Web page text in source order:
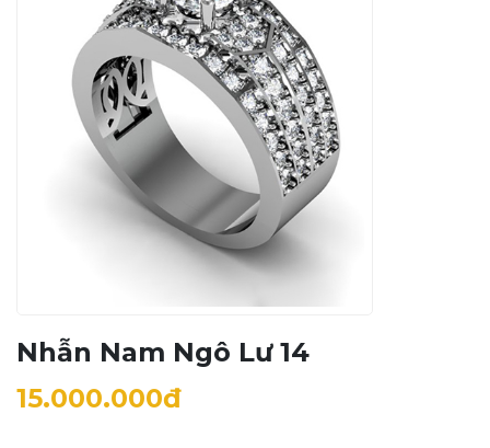
Nhẫn Nam Ngô Lư 14
15.000.000đ